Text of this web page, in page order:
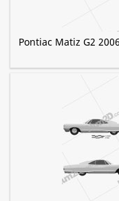
Pontiac Matiz G2 2006